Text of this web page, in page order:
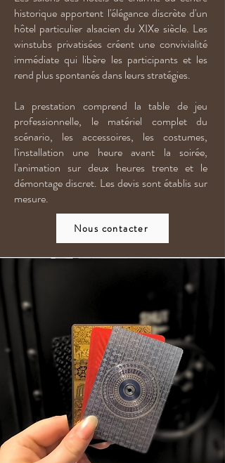
historique apportent l'élégance discrète d'un
hôtel particulier alsacien du XIXe siècle. Les
winstubs privatisées créent une convivialité
immédiate qui libère les participants et les
rend plus spontanés dans leurs stratégies.
La prestation comprend la table de jeu
professionnelle, le matériel complet du
scénario, les accessoires, les costumes,
l'installation une heure avant la soirée,
l'animation sur deux heures trente et le
démontage discret. Les devis sont établis sur
mesure.
Nous contacter